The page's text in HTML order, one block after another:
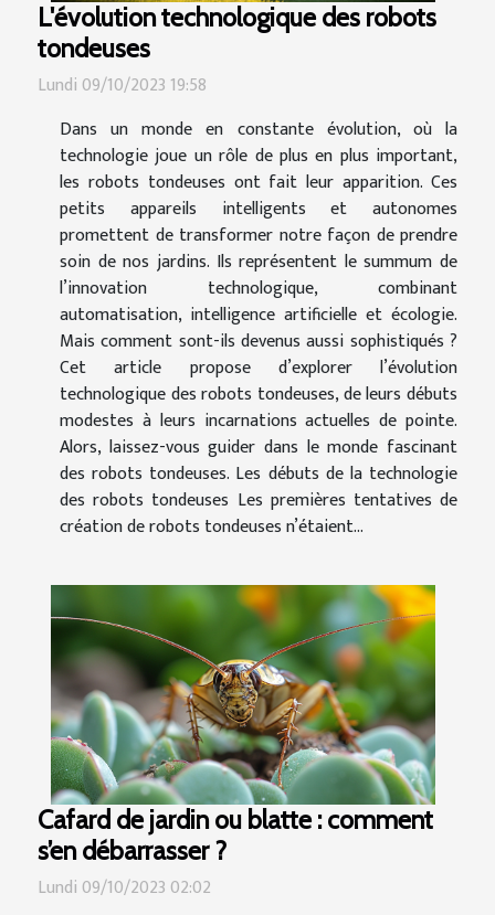
L'évolution technologique des robots
tondeuses
Lundi 09/10/2023 19:58
Dans un monde en constante évolution, où la
technologie joue un rôle de plus en plus important,
les robots tondeuses ont fait leur apparition. Ces
petits appareils intelligents et autonomes
promettent de transformer notre façon de prendre
soin de nos jardins. Ils représentent le summum de
l’innovation technologique, combinant
automatisation, intelligence artificielle et écologie.
Mais comment sont-ils devenus aussi sophistiqués ?
Cet article propose d’explorer l’évolution
technologique des robots tondeuses, de leurs débuts
modestes à leurs incarnations actuelles de pointe.
Alors, laissez-vous guider dans le monde fascinant
des robots tondeuses. Les débuts de la technologie
des robots tondeuses Les premières tentatives de
création de robots tondeuses n’étaient...
Cafard de jardin ou blatte : comment
s’en débarrasser ?
Lundi 09/10/2023 02:02